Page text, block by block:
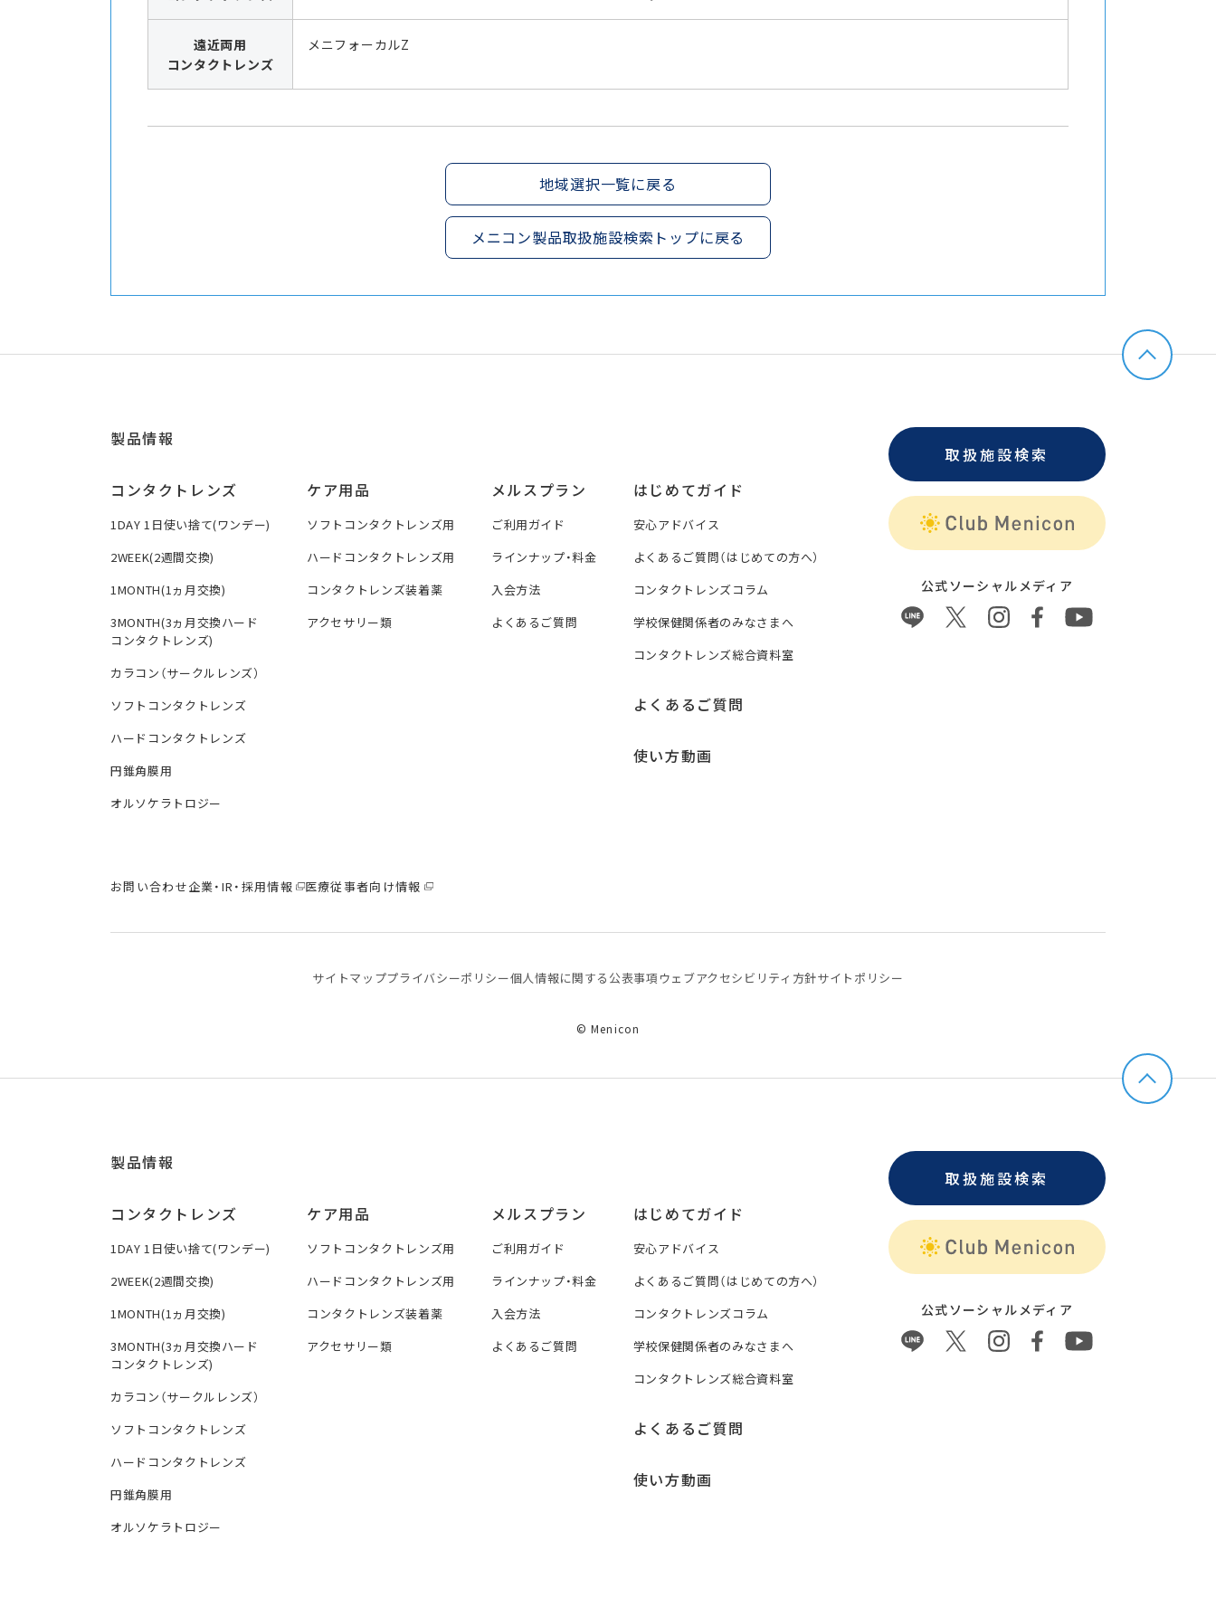
遠近両用
コンタクトレンズ
メニフォーカルZ
地域選択一覧に戻る
メニコン製品取扱施設検索トップに戻る
製品情報
コンタクトレンズ
1DAY 1日使い捨て(ワンデー)
2WEEK(2週間交換)
1MONTH(1ヵ月交換)
3MONTH(3ヵ月交換ハード
コンタクトレンズ)
カラコン（サークルレンズ）
ソフトコンタクトレンズ
ハードコンタクトレンズ
円錐角膜用
オルソケラトロジー
ケア用品
ソフトコンタクトレンズ用
ハードコンタクトレンズ用
コンタクトレンズ装着薬
アクセサリー類
メルスプラン
ご利用ガイド
ラインナップ・料金
入会方法
よくあるご質問
はじめてガイド
安心アドバイス
よくあるご質問（はじめての方へ）
コンタクトレンズコラム
学校保健関係者のみなさまへ
コンタクトレンズ総合資料室
よくあるご質問
使い方動画
取扱施設検索
公式ソーシャルメディア
お問い合わせ企業・IR・採用情報 医療従事者向け情報
サイトマッププライバシーポリシー個⼈情報に関する公表事項 ウェブアクセシビリティ方針サイトポリシー
© Menicon
製品情報
コンタクトレンズ
1DAY 1日使い捨て(ワンデー)
2WEEK(2週間交換)
1MONTH(1ヵ月交換)
3MONTH(3ヵ月交換ハード
コンタクトレンズ)
カラコン（サークルレンズ）
ソフトコンタクトレンズ
ハードコンタクトレンズ
円錐角膜用
オルソケラトロジー
ケア用品
ソフトコンタクトレンズ用
ハードコンタクトレンズ用
コンタクトレンズ装着薬
アクセサリー類
メルスプラン
ご利用ガイド
ラインナップ・料金
入会方法
よくあるご質問
はじめてガイド
安心アドバイス
よくあるご質問（はじめての方へ）
コンタクトレンズコラム
学校保健関係者のみなさまへ
コンタクトレンズ総合資料室
よくあるご質問
使い方動画
取扱施設検索
公式ソーシャルメディア